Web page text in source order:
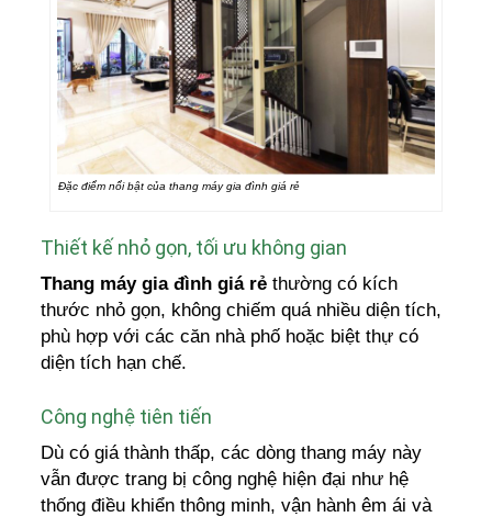
Đặc điểm nổi bật của thang máy gia đình giá rẻ
Thiết kế nhỏ gọn, tối ưu không gian
Thang máy gia đình giá rẻ thường có kích
thước nhỏ gọn, không chiếm quá nhiều diện tích,
phù hợp với các căn nhà phố hoặc biệt thự có
diện tích hạn chế.
Công nghệ tiên tiến
Dù có giá thành thấp, các dòng thang máy này
vẫn được trang bị công nghệ hiện đại như hệ
thống điều khiển thông minh, vận hành êm ái và